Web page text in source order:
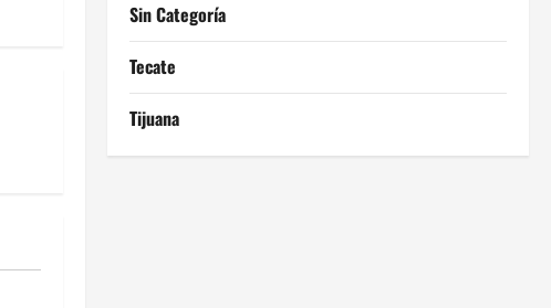
Sin Categoría
Tecate
Tijuana